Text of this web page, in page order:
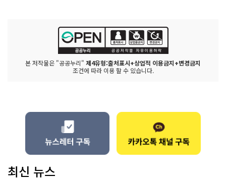
본 저작물은 "공공누리" 제4유형:출처표시+상업적 이용금지+변경금지
조건에 따라 이용 할 수 있습니다.
최신 뉴스